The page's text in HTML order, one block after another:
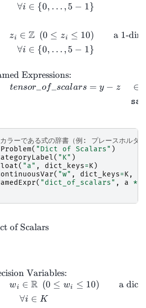
zi
∀i ∈ {0, … , 5 − 1}
∈ Z (0 ≤ zi ≤ 10)
∀i ∈ {0, … , 5 − 1}
a 1-
Expressions:
tensor of_ scalars = y − z ∈
ラーである式の辞書（例: プレースホルダ
Problem( "Dict of Scalars" )
( "K" )
( "a" , dict_keys=K)
( "w" , dict_keys=K,
( "dict_of_scalars" , a *
of Scalars
Variables:
wi ∈ R (0 ≤ wi ≤ 10)
∀i ∈ K
a